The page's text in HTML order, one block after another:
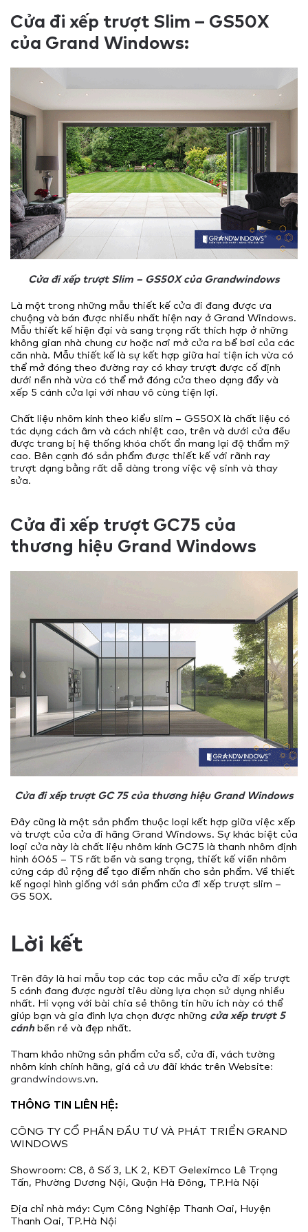
Cửa đi xếp trượt Slim – GS50X
của Grand Windows:
Cửa đi xếp trượt Slim – GS50X của Grandwindows
Là một trong những mẫu thiết kế cửa đi đang được ưa
chuộng và bán được nhiều nhất hiện nay ở Grand Windows.
Mẫu thiết kế hiện đại và sang trọng rất thích hợp ở những
không gian nhà chung cư hoặc nơi mở cửa ra bể bơi của các
căn nhà. Mẫu thiết kế là sự kết hợp giữa hai tiện ích vừa có
thể mở đóng theo đường ray có khay trượt được cố định
dưới nền nhà vừa có thể mở đóng cửa theo dạng đẩy và
xếp 5 cánh cửa lại với nhau vô cùng tiện lợi.
Chất liệu nhôm kính theo kiểu slim – GS50X là chất liệu có
tác dụng cách âm và cách nhiệt cao, trên và dưới cửa đều
được trang bị hệ thống khóa chốt ẩn mang lại độ thẩm mỹ
cao. Bên cạnh đó sản phẩm được thiết kế với rãnh ray
trượt dạng bằng rất dễ dàng trong việc vệ sinh và thay
sửa.
Cửa đi xếp trượt GC75 của
thương hiệu Grand Windows
Cửa đi xếp trượt GC 75 của thương hiệu Grand Windows
Đây cũng là một sản phẩm thuộc loại kết hợp giữa việc xếp
và trượt của cửa đi hãng Grand Windows. Sự khác biệt của
loại cửa này là chất liệu nhôm kính GC75 là thanh nhôm định
hình 6065 – T5 rất bền và sang trọng, thiết kế viền nhôm
cứng cáp đủ rộng để tạo điểm nhấn cho sản phẩm. Về thiết
kế ngoại hình giống với sản phẩm cửa đi xếp trượt slim –
GS 50X.
Lời kết
Trên đây là hai mẫu top các top các mẫu cửa đi xếp trượt
5 cánh đang được người tiêu dùng lựa chọn sử dụng nhiều
nhất. Hi vọng với bài chia sẻ thông tin hữu ích này có thể
giúp bạn và gia đình lựa chọn được những cửa xếp trượt 5
cánhbền rẻ và đẹp nhất.
Tham khảo những sản phẩm cửa sổ, cửa đi, vách tường
nhôm kính chính hãng, giá cả ưu đãi khác trên Website:
grandwindows.vn.
THÔNG TIN LIÊN HỆ:
CÔNG TY CỔ PHẦN ĐẦU TƯ VÀ PHÁT TRIỂN GRAND
WINDOWS
Showroom: C8, ô Số 3, LK 2, KĐT Geleximco Lê Trọng
Tấn, Phường Dương Nội, Quận Hà Đông, TP.Hà Nội
Địa chỉ nhà máy: Cụm Công Nghiệp Thanh Oai, Huyện
Thanh Oai, TP.Hà Nội